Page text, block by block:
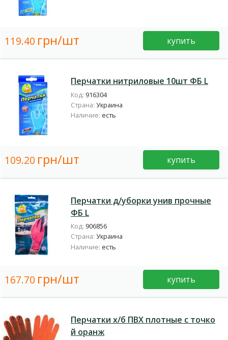
119.40 грн/шт купить
Перчатки нитриловые 10шт ФБ L
Код: 916304
Страна: Украина
Наличие: есть
109.20 грн/шт купить
Перчатки д/уборки унив прочные
ФБ L
Код: 906856
Страна: Украина
Наличие: есть
167.70 грн/шт купить
Перчатки х/б ПВХ плотные с точко
й оранж